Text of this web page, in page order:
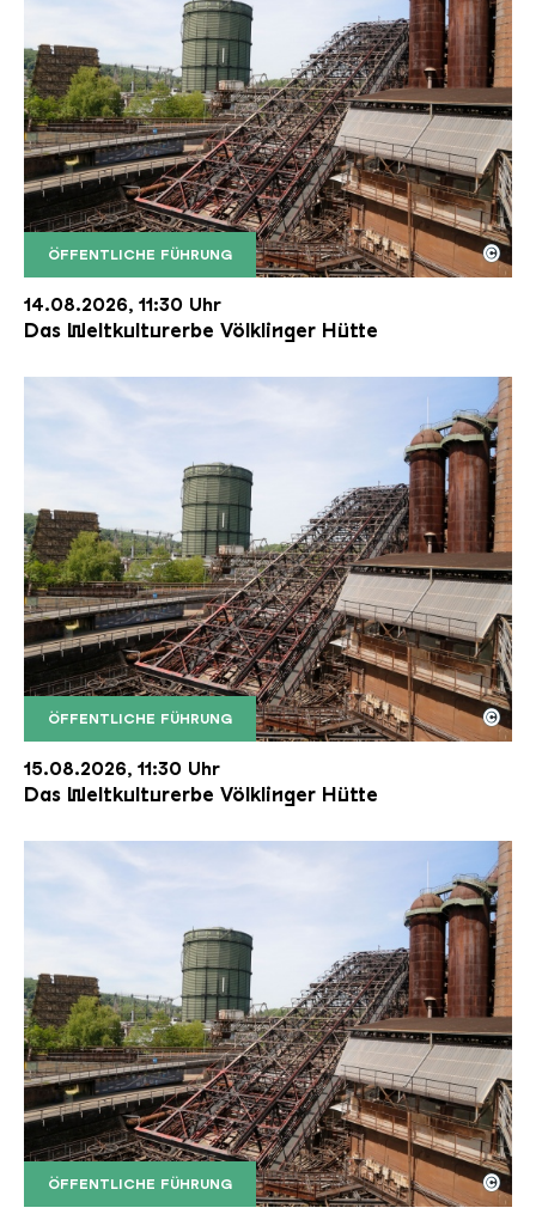
ÖFFENTLICHE FÜHRUNG
Der Erzschrägaufzug der Völklinger Hütte mit
Copyright: Weltkulturerbe Völklinger Hütte | Karl
©
14.08.2026, 11:30 Uhr
Das Weltkulturerbe Völklinger Hütte
ÖFFENTLICHE FÜHRUNG
Der Erzschrägaufzug der Völklinger Hütte mit
Copyright: Weltkulturerbe Völklinger Hütte | Karl
©
15.08.2026, 11:30 Uhr
Das Weltkulturerbe Völklinger Hütte
ÖFFENTLICHE FÜHRUNG
Der Erzschrägaufzug der Völklinger Hütte mit
Copyright: Weltkulturerbe Völklinger Hütte | Karl
©